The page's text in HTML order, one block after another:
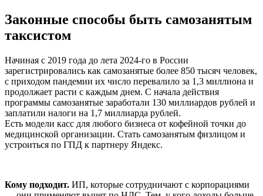
Законные способы быть самозанятым
таксистом
Начиная с 2019 года до лета 2024-го в России
зарегистрировались как самозанятые более 850 тысяч человек,
с приходом пандемии их число перевалило за 1,3 миллиона и
продолжает расти с каждым днем. С начала действия
программы самозанятые заработали 130 миллиардов рублей и
заплатили налоги на 1,7 миллиарда рублей.
Есть модели касс для любого бизнеса от кофейной точки до
медицинской организации. Стать самозанятым физлицом и
устроиться по ГПД к партнеру Яндекс.
Кому подходит. ИП, которые сотрудничают с корпорациями